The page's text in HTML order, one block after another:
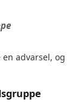
advarsel, og